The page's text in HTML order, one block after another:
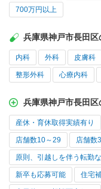
700万円以上
兵庫県神戸市長田
内科 外科 皮膚科
整形外科 心療内科
兵庫県神戸市長田
産休・育休取得実績有り
店舗数10～29 店舗数
原則、引越しを伴う転勤
新卒も応募可能 住宅